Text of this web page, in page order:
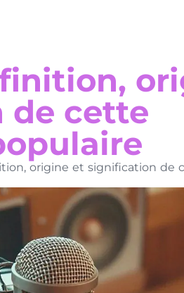
de cette
origine et signification de